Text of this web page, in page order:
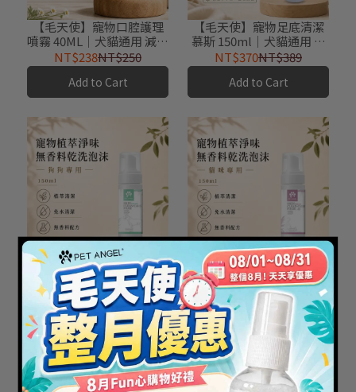
【毛天使】寵物口腔護理
噴霧 40ML｜犬貓通用 減少
口腔異味
NT$238NT$250
Add to Cart
【毛天使】寵物足底清潔
慕斯 150ml｜犬貓通用 免
洗快速清潔
NT$370NT$389
Add to Cart
【毛天使】天然植萃寵物
乾洗慕斯 150ML｜狗狗專
用款 淨味清香
NT$504NT$530
Add to Cart
【毛天使】天然植萃寵物
乾洗慕斯 150ML｜貓咪專
用款 淨味無香
NT$504NT$530
Add to Cart